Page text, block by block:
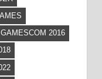
GAMESCOM 2016